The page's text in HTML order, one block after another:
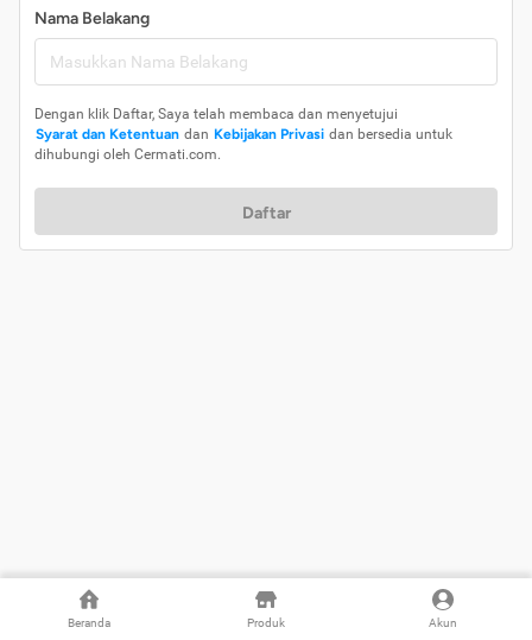
Beranda Produk Akun
Nama Belakang
Dengan klik Daftar, Saya telah membaca dan menyetujui
Syarat dan Ketentuan dan Kebijakan Privasi dan bersedia untuk
dihubungi oleh Cermati.com.
Daftar